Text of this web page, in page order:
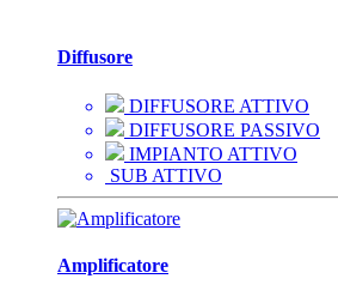
Diffusore
DIFFUSORE ATTIVO
DIFFUSORE PASSIVO
IMPIANTO ATTIVO
SUB ATTIVO
Amplificatore